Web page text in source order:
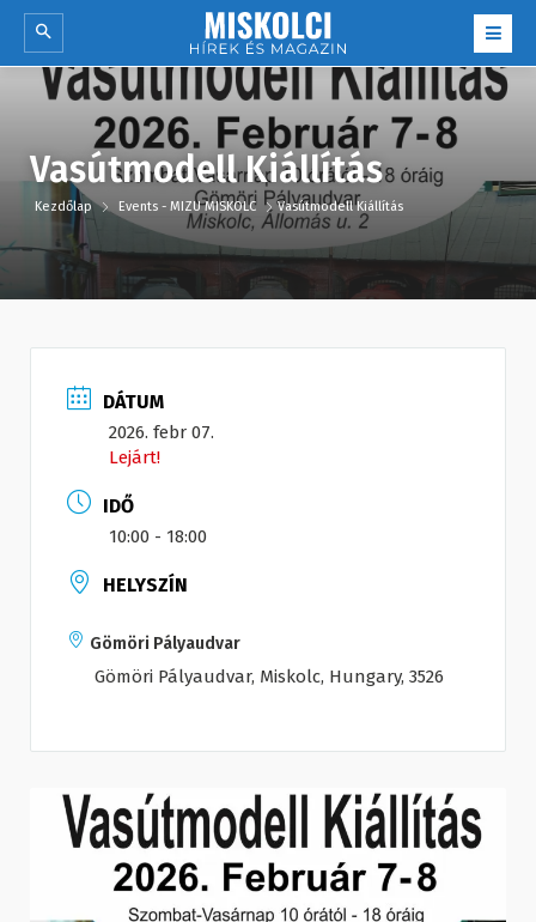
Vasútmodell Kiállítás
Kezdőlap Events - MIZU MISKOLC Vasútmodell Kiállítás
DÁTUM
2026. febr 07.
Lejárt!
IDŐ
10:00 - 18:00
HELYSZÍN
Gömöri Pályaudvar
Gömöri Pályaudvar, Miskolc, Hungary, 3526